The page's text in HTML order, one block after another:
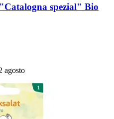
spezial" Bio
agosto